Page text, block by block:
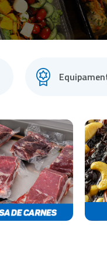
Seladoras
Dupla Industrial